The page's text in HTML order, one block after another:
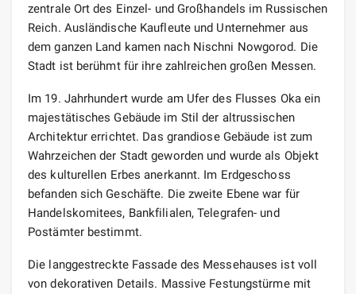
zentrale Ort des Einzel- und Großhandels im Russischen
Reich. Ausländische Kaufleute und Unternehmer aus
dem ganzen Land kamen nach Nischni Nowgorod. Die
Stadt ist berühmt für ihre zahlreichen großen Messen.
Im 19. Jahrhundert wurde am Ufer des Flusses Oka ein
majestätisches Gebäude im Stil der altrussischen
Architektur errichtet. Das grandiose Gebäude ist zum
Wahrzeichen der Stadt geworden und wurde als Objekt
des kulturellen Erbes anerkannt. Im Erdgeschoss
befanden sich Geschäfte. Die zweite Ebene war für
Handelskomitees, Bankfilialen, Telegrafen- und
Postämter bestimmt.
Die langgestreckte Fassade des Messehauses ist voll
von dekorativen Details. Massive Festungstürme mit